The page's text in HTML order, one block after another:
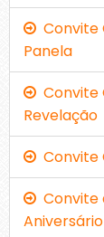
Convite
Panela
Convite
Revelação
Convite
Convite
Aniversário